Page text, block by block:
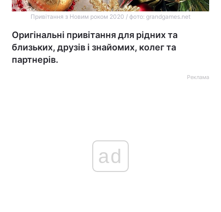
Привітання з Новим роком 2020 / фото: grandgames.net
Оригінальні привітання для рідних та
близьких, друзів і знайомих, колег та
партнерів.
Реклама
ad